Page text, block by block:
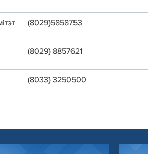
(8029)5858753
(8029) 8857621
(8033) 3250500